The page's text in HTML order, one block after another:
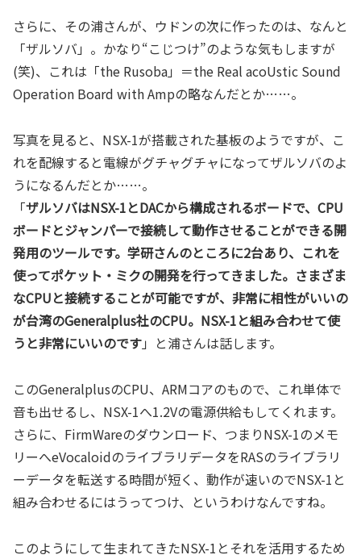
さらに、その浦さんが、ウドンの次に作ったのは、なんと
「ザルソバ」。かなり“こじつけ”のような気もしますが
(笑)、これは「the Rusoba」＝the Real acoUstic Sound
Operation Board with Ampの略なんだとか……。
写真を見ると、NSX-1が搭載された基板のようですが、こ
れを配線すると電線がグチャグチャになってザルソバのよ
うになるんだとか……。
「ザルソバはNSX-1とDACから構成されるボードで、CPU
ボードとジャンパーで接続して動作させることができる開
発用のツールです。学研さんのところに2台あり、これを
使ってポケット・ミクの開発を行ってきました。さまざま
なCPUと接続することが可能ですが、非常に相性がいいの
が台湾のGeneralplus社のCPU。NSX-1と組み合わせて使
うと非常にいいのです」と浦さんは話します。
このGeneralplusのCPU、ARMコアのもので、これ単体で
音も出せるし、NSX-1へ1.2Vの電源供給もしてくれます。
さらに、FirmWareのダウンロード、つまりNSX-1のメモ
リーへeVocaloidのライブラリデータをRASのライブラリ
ーデータを転送する時間が短く、動作が速いのでNSX-1と
組み合わせるにはうってつけ、というわけなんですね。
このようにして生まれてきたNSX-1とそれを活用するため